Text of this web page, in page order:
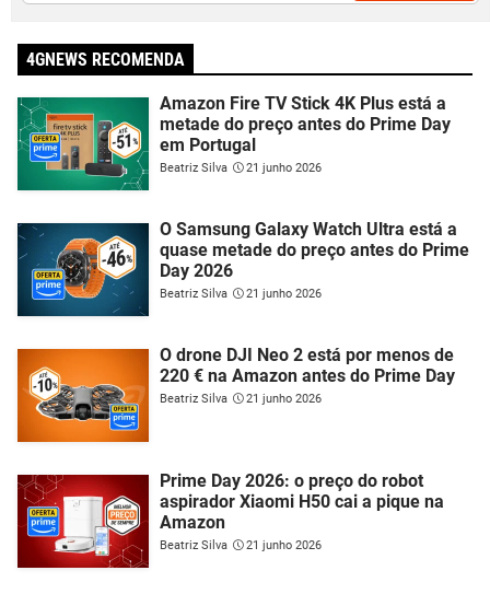
4GNEWS RECOMENDA
Amazon Fire TV Stick 4K Plus está a
metade do preço antes do Prime Day
em Portugal
Beatriz Silva 21 junho 2026
O Samsung Galaxy Watch Ultra está a
quase metade do preço antes do Prime
Day 2026
Beatriz Silva 21 junho 2026
O drone DJI Neo 2 está por menos de
220 € na Amazon antes do Prime Day
Beatriz Silva 21 junho 2026
Prime Day 2026: o preço do robot
aspirador Xiaomi H50 cai a pique na
Amazon
Beatriz Silva 21 junho 2026